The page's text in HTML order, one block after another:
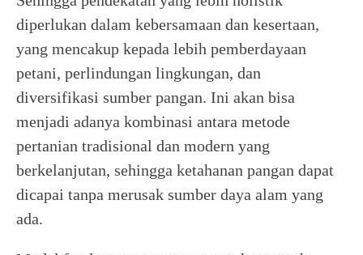
diperlukan dalam kebersamaan dan kesertaan,
yang mencakup kepada lebih pemberdayaan
petani, perlindungan lingkungan, dan
diversifikasi sumber pangan. Ini akan bisa
menjadi adanya kombinasi antara metode
pertanian tradisional dan modern yang
berkelanjutan, sehingga ketahanan pangan dapat
dicapai tanpa merusak sumber daya alam yang
ada.